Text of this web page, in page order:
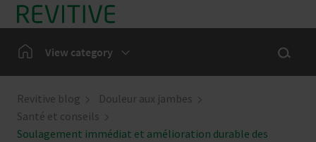
En Bref
HomeView category
Notre communauté
Show
Revitive blog
Douleur aux jambes
Santé et conseils
Soulagement immédiat et amélioration durable des